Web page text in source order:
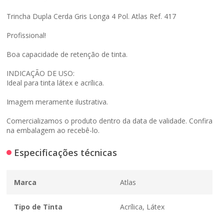
Trincha Dupla Cerda Gris Longa 4 Pol. Atlas Ref. 417
Profissional!
Boa capacidade de retenção de tinta.
INDICAÇÃO DE USO:
Ideal para tinta látex e acrílica.
Imagem meramente ilustrativa.
Comercializamos o produto dentro da data de validade. Confira
na embalagem ao recebê-lo.
Especificações técnicas
Marca Atlas
Tipo de Tinta Acrílica, Látex